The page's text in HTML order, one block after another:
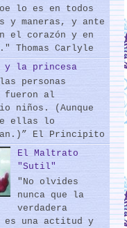
lo es en todos
y maneras, y ante
el corazón y en
Thomas Carlyle
y la princesa
personas
fueron al
niños. (Aunque
ellas lo
El Principito
El Maltrato
"Sutil"
"No olvides
nunca que la
verdadera
es una actitud y